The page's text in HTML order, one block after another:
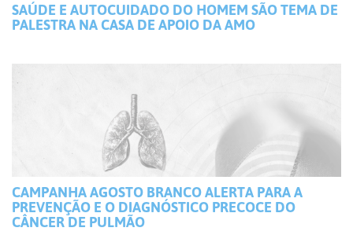
SAÚDE E AUTOCUIDADO DO HOMEM SÃO TEMA DE
PALESTRA NA CASA DE APOIO DA AMO
CAMPANHA AGOSTO BRANCO ALERTA PARA A
PREVENÇÃO E O DIAGNÓSTICO PRECOCE DO
CÂNCER DE PULMÃO